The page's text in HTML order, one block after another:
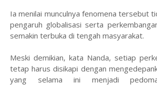
Ia menilai munculnya fenomena tersebut
pengaruh globalisasi serta
semakin terbuka di tengah masyarakat.
Meski demikian, kata Nanda, setiap
tetap harus disikapi dengan
yang selama ini menjadi